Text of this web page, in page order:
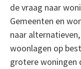
de vraag naar
Gemeenten en
naar
woonlagen op
grotere woningen